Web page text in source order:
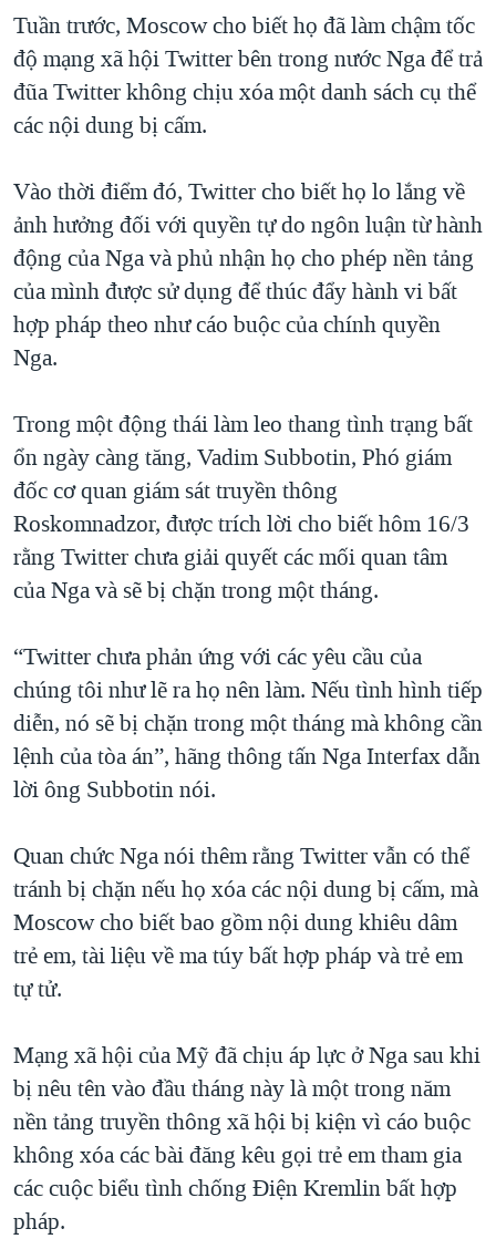
QUAN HỆ VIỆT MỸ
Tuần trước, Moscow cho biết họ đã làm chậm tốc
độ mạng xã hội Twitter bên trong nước Nga để trả
đũa Twitter không chịu xóa một danh sách cụ thể
các nội dung bị cấm.
Vào thời điểm đó, Twitter cho biết họ lo lắng về
ảnh hưởng đối với quyền tự do ngôn luận từ hành
động của Nga và phủ nhận họ cho phép nền tảng
của mình được sử dụng để thúc đẩy hành vi bất
hợp pháp theo như cáo buộc của chính quyền
Nga.
Trong một động thái làm leo thang tình trạng bất
ổn ngày càng tăng, Vadim Subbotin, Phó giám
đốc cơ quan giám sát truyền thông
Roskomnadzor, được trích lời cho biết hôm 16/3
rằng Twitter chưa giải quyết các mối quan tâm
của Nga và sẽ bị chặn trong một tháng.
“Twitter chưa phản ứng với các yêu cầu của
chúng tôi như lẽ ra họ nên làm. Nếu tình hình tiếp
diễn, nó sẽ bị chặn trong một tháng mà không cần
lệnh của tòa án”, hãng thông tấn Nga Interfax dẫn
lời ông Subbotin nói.
Quan chức Nga nói thêm rằng Twitter vẫn có thể
tránh bị chặn nếu họ xóa các nội dung bị cấm, mà
Moscow cho biết bao gồm nội dung khiêu dâm
trẻ em, tài liệu về ma túy bất hợp pháp và trẻ em
tự tử.
Mạng xã hội của Mỹ đã chịu áp lực ở Nga sau khi
bị nêu tên vào đầu tháng này là một trong năm
nền tảng truyền thông xã hội bị kiện vì cáo buộc
không xóa các bài đăng kêu gọi trẻ em tham gia
các cuộc biểu tình chống Điện Kremlin bất hợp
pháp.